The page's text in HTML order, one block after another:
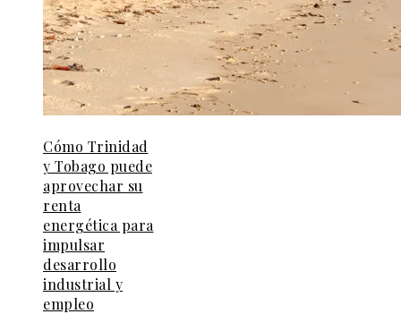
Cómo Trinidad
y Tobago puede
aprovechar su
renta
energética para
impulsar
desarrollo
industrial y
empleo